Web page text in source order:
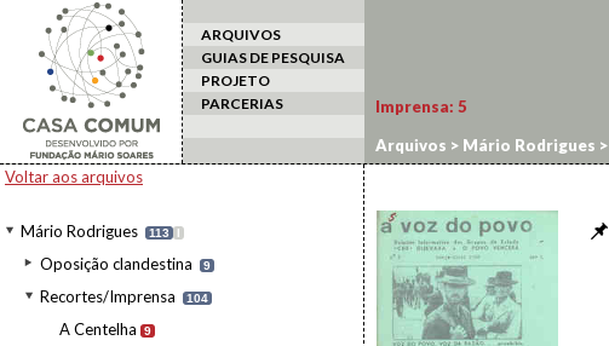
ARQUIVOS
GUIAS DE PESQUISA
PROJETO
PARCERIAS
Voltar aos arquivos
Mário Rodrigues 113 I
Oposição clandestina 9
Recortes/Imprensa 104
A Centelha 9
Imprensa: 5
Arquivos > Mário Rodrigues >